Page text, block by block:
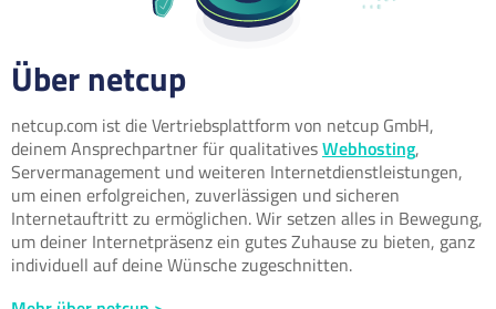
Über netcup
netcup.com ist die Vertriebsplattform von netcup GmbH,
deinem Ansprechpartner für qualitativesWebhosting,
Servermanagement und weiteren Internetdienstleistungen,
um einen erfolgreichen, zuverlässigen und sicheren
Internetauftritt zu ermöglichen. Wir setzen alles in Bewegung,
um deiner Internetpräsenz ein gutes Zuhause zu bieten, ganz
individuell auf deine Wünsche zugeschnitten.